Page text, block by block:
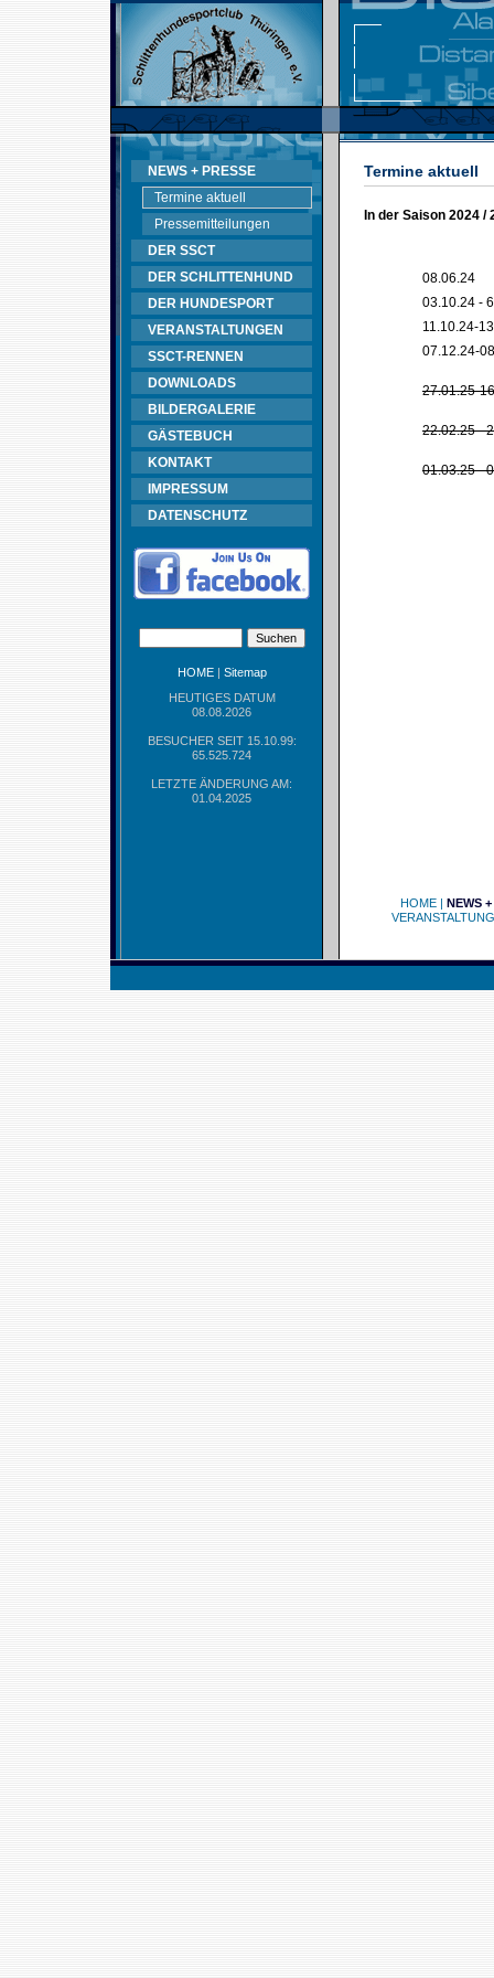
NEWS + PRESSE
Termine aktuell
Pressemitteilungen
DER SSCT
DER SCHLITTENHUND
DER HUNDESPORT
VERANSTALTUNGEN
SSCT-RENNEN
DOWNLOADS
BILDERGALERIE
GÄSTEBUCH
KONTAKT
IMPRESSUM
DATENSCHUTZ
HOME| Sitemap
HEUTIGES DATUM
08.08.2026
BESUCHER SEIT 15.10.99:
65.525.724
LETZTE ÄNDERUNG AM:
01.04.2025
Termine aktuell
In der Saison 2024
08.06.24
03.10.24 -
11.10.24-
07.12.24-
27.01.25-
22.02.25 -
01.03.25 -
HOME| NEWS